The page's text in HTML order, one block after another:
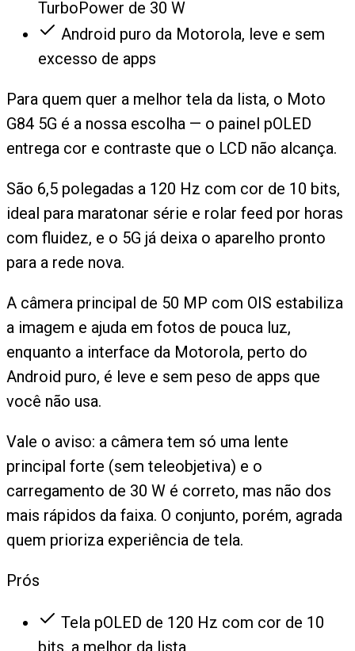
TurboPower de 30 W
Android puro da Motorola, leve e sem
excesso de apps
Para quem quer a melhor tela da lista, o Moto
G84 5G é a nossa escolha — o painel pOLED
entrega cor e contraste que o LCD não alcança.
São 6,5 polegadas a 120 Hz com cor de 10 bits,
ideal para maratonar série e rolar feed por horas
com fluidez, e o 5G já deixa o aparelho pronto
para a rede nova.
A câmera principal de 50 MP com OIS estabiliza
a imagem e ajuda em fotos de pouca luz,
enquanto a interface da Motorola, perto do
Android puro, é leve e sem peso de apps que
você não usa.
Vale o aviso: a câmera tem só uma lente
principal forte (sem teleobjetiva) e o
carregamento de 30 W é correto, mas não dos
mais rápidos da faixa. O conjunto, porém, agrada
quem prioriza experiência de tela.
Prós
Tela pOLED de 120 Hz com cor de 10